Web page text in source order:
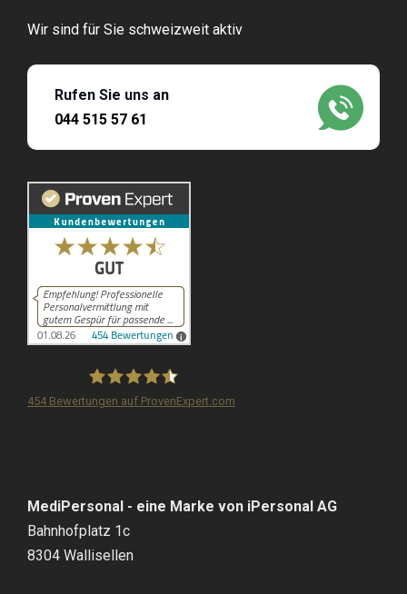
Wir sind für Sie schweizweit aktiv
Rufen Sie uns an
044 515 57 61
454 Bewertungen auf ProvenExpert.com
MediPersonal - eine Marke von iPersonal AG
Bahnhofplatz 1c
8304 Wallisellen